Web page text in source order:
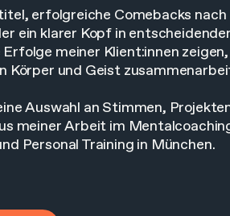
erfolgreiche Comebacks nach
ein klarer Kopf in
meiner Klient:innen
Körper und Geist
Auswahl an Stimmen,
meiner Arbeit im
Personal Training in München.